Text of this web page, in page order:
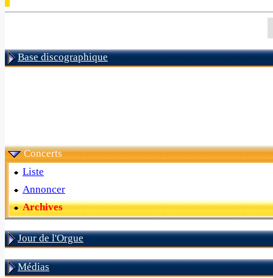
Base discographique
Concerts
Liste
Annoncer
Archives
Jour de l'Orgue
Médias